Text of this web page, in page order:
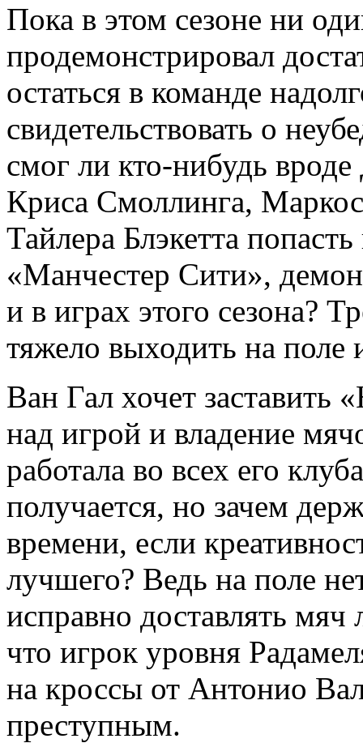
Пока в этом сезоне ни
продемонстрировал
остаться в команде
свидетельствовать о
смог ли кто-нибудь
Криса Смоллинга,
Тайлера Блэкетта
«Манчестер Сити»,
и в играх этого сезона?
тяжело выходить на поле
Ван Гал хочет заставить
над игрой и владение
работала во всех его
получается, но зачем
времени, если
лучшего? Ведь на поле
исправно доставлять
что игрок уровня
на кроссы от Антонио
преступным.